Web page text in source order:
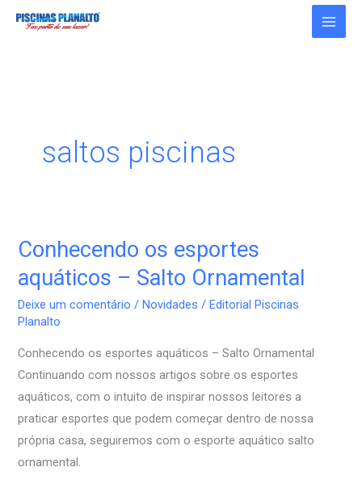
saltos piscinas
Conhecendo os esportes
aquáticos – Salto Ornamental
Deixe um comentário /Novidades /Editorial Piscinas
Planalto
Conhecendo os esportes aquáticos – Salto Ornamental
Continuando com nossos artigos sobre os esportes
aquáticos, com o intuito de inspirar nossos leitores a
praticar esportes que podem começar dentro de nossa
própria casa, seguiremos com o esporte aquático salto
ornamental.
Conhecendo
esportes
aquáticos
Salto
Ornamental